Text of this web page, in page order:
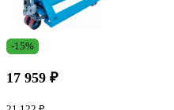
-15%
17 959 ₽